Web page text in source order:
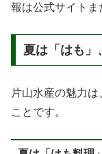
報は公式サイトま
夏は「はも」
片山水産の魅力
ことです。